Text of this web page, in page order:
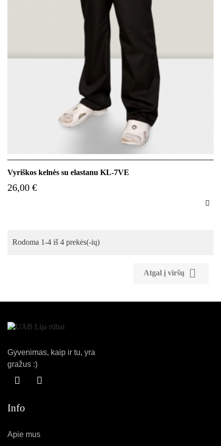
Vyriškos kelnės su elastanu KL-7VE
26,00 €

Rodoma 1-4 iš 4 prekės(-ių)
Atgal į viršų 
Gyvenimas, kaip ir tu, yra
gražus :)
Info
Apie mus